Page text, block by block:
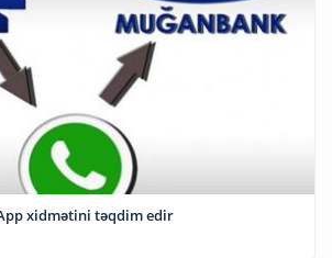
xidmətini təqdim edir